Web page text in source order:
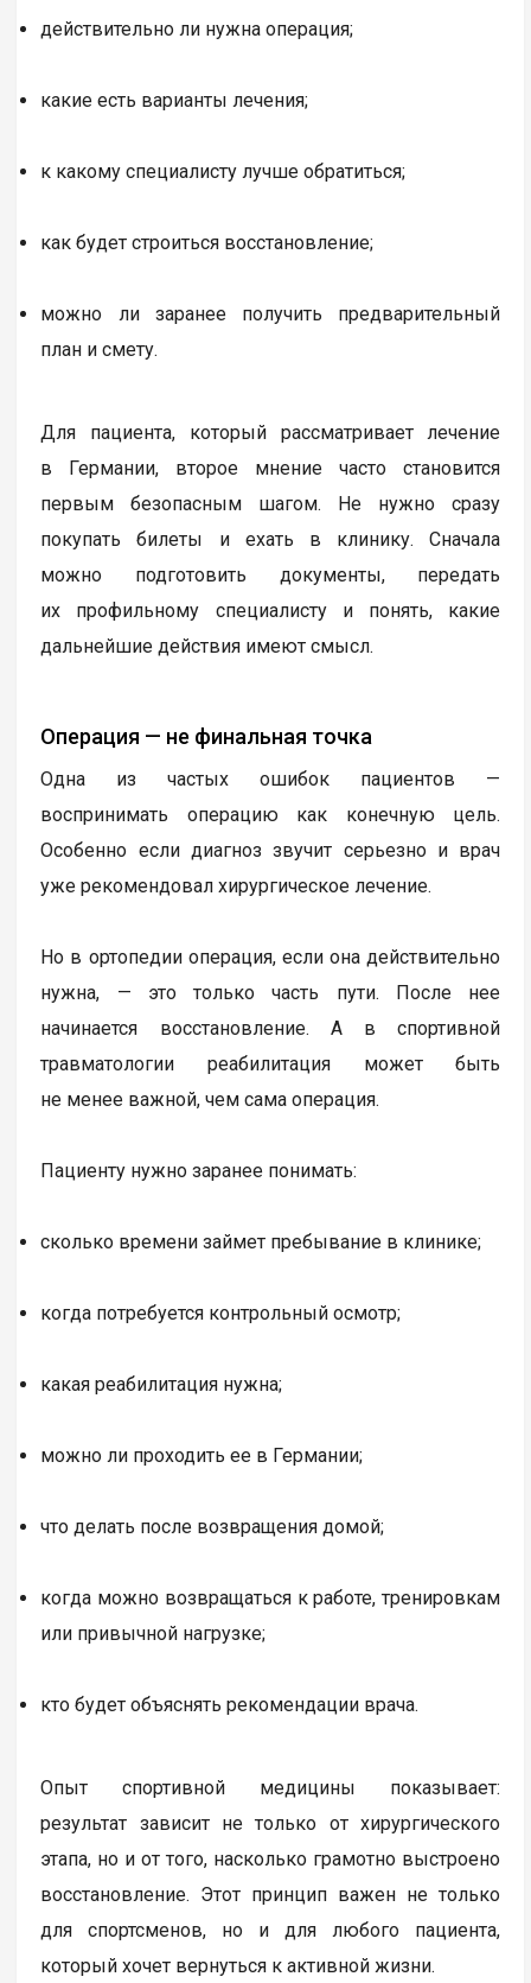
действительно ли нужна операция;
какие есть варианты лечения;
к какому специалисту лучше обратиться;
как будет строиться восстановление;
можно ли заранее получить предварительный
план и смету.
Для пациента, который рассматривает лечение
в Германии, второе мнение часто становится
первым безопасным шагом. Не нужно сразу
покупать билеты и ехать в клинику. Сначала
можно подготовить документы, передать
их профильному специалисту и понять, какие
дальнейшие действия имеют смысл.
Операция — не финальная точка
Одна из частых ошибок пациентов —
воспринимать операцию как конечную цель.
Особенно если диагноз звучит серьезно и врач
уже рекомендовал хирургическое лечение.
Но в ортопедии операция, если она действительно
нужна, — это только часть пути. После нее
начинается восстановление. А в спортивной
травматологии реабилитация может быть
не менее важной, чем сама операция.
Пациенту нужно заранее понимать:
сколько времени займет пребывание в клинике;
когда потребуется контрольный осмотр;
какая реабилитация нужна;
можно ли проходить ее в Германии;
что делать после возвращения домой;
когда можно возвращаться к работе, тренировкам
или привычной нагрузке;
кто будет объяснять рекомендации врача.
Опыт спортивной медицины показывает:
результат зависит не только от хирургического
этапа, но и от того, насколько грамотно выстроено
восстановление. Этот принцип важен не только
для спортсменов, но и для любого пациента,
который хочет вернуться к активной жизни.